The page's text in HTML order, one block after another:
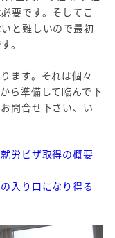
要です。そしてこ
と難しいので最初
。
ます。それは個々
ら準備して臨んで下
問合せ下さい、い
労ビザ取得の概要
入り口になり得る